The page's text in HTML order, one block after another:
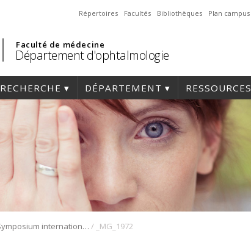
Répertoires Facultés Bibliothèques Plan campus
Faculté de médecine
Département d'ophtalmologie
RECHERCHE DÉPARTEMENT RESSOURCES
1er Symposium international en médecine régénérative de la cornée / _MG_1972